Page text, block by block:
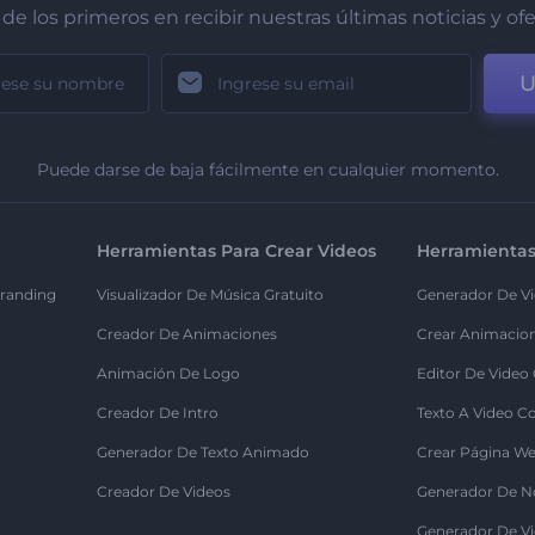
de los primeros en recibir nuestras últimas noticias y
Puede darse de baja fácilmente en cualquier momento.
Herramientas Para Crear Videos
Visualizador De Música Gratuito
Creador De Animaciones
Animación De Logo
Creador De Intro
Generador De Texto Animado
Creador De Videos
Generador De
Crear
Editor De Video
Texto A Video
Crear Página
Generador De
Generador De